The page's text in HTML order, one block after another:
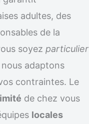
adultes, des
de la
soyez particulier
nous adaptons
contraintes. Le
de chez vous
locales